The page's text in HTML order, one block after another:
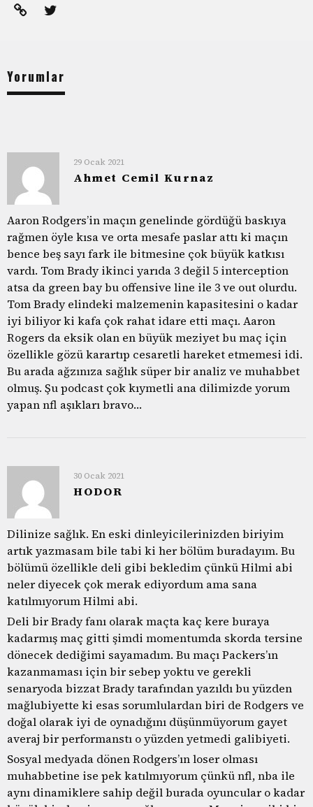
Yorumlar
29 Ocak 2021
Ahmet Cemil Kurnaz
Aaron Rodgers’in maçın genelinde gördüğü baskıya
rağmen öyle kısa ve orta mesafe paslar attı ki maçın
bence beş sayı fark ile bitmesine çok büyük katkısı
vardı. Tom Brady ikinci yarıda 3 değil 5 interception
atsa da green bay bu offensive line ile 3 ve out olurdu.
Tom Brady elindeki malzemenin kapasitesini o kadar
iyi biliyor ki kafa çok rahat idare etti maçı. Aaron
Rogers da eksik olan en büyük meziyet bu maç için
özellikle gözü karartıp cesaretli hareket etmemesi idi.
Bu arada ağzınıza sağlık süper bir analiz ve muhabbet
olmuş. Şu podcast çok kıymetli ana dilimizde yorum
yapan nfl aşıkları bravo…
30 Ocak 2021
HODOR
Dilinize sağlık. En eski dinleyicilerinizden biriyim
artık yazmasam bile tabi ki her bölüm buradayım. Bu
bölümü özellikle deli gibi bekledim çünkü Hilmi abi
neler diyecek çok merak ediyordum ama sana
katılmıyorum Hilmi abi.
Deli bir Brady fanı olarak maçta kaç kere buraya
kadarmış maç gitti şimdi momentumda skorda tersine
dönecek dediğimi sayamadım. Bu maçı Packers’ın
kazanmaması için bir sebep yoktu ve gerekli
senaryoda bizzat Brady tarafından yazıldı bu yüzden
mağlubiyette ki esas sorumlulardan biri de Rodgers ve
doğal olarak iyi de oynadığını düşünmüyorum gayet
averaj bir performanstı o yüzden yetmedi galibiyeti.
Sosyal medyada dönen Rodgers’ın loser olması
muhabbetine ise pek katılmıyorum çünkü nfl, nba ile
aynı dinamiklere sahip değil burada oyuncular o kadar